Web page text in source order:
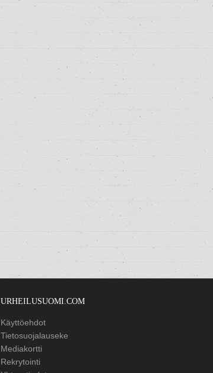
URHEILUSUOMI.COM
Käyttöehdot
Tietosuojalauseke
Mediakortti
Rekrytointi